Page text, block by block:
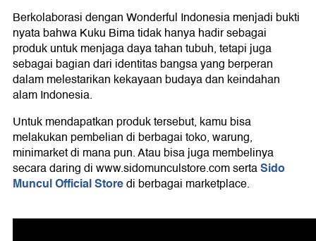
Berkolaborasi dengan Wonderful Indonesia menjadi bukti
nyata bahwa Kuku Bima tidak hanya hadir sebagai
produk untuk menjaga daya tahan tubuh, tetapi juga
sebagai bagian dari identitas bangsa yang berperan
dalam melestarikan kekayaan budaya dan keindahan
alam Indonesia.
Untuk mendapatkan produk tersebut, kamu bisa
melakukan pembelian di berbagai toko, warung,
minimarket di mana pun. Atau bisa juga membelinya
secara daring di www.sidomunculstore.com sertaSido
Muncul Official Storedi berbagai marketplace.